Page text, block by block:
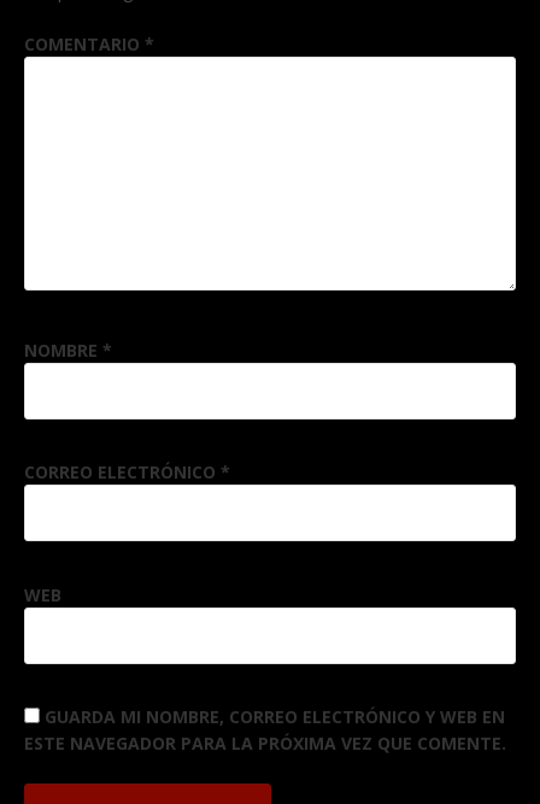
COMENTARIO *
NOMBRE *
CORREO ELECTRÓNICO *
WEB
GUARDA MI NOMBRE, CORREO ELECTRÓNICO Y WEB EN
ESTE NAVEGADOR PARA LA PRÓXIMA VEZ QUE COMENTE.